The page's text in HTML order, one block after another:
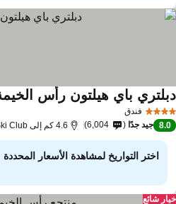
فندق
باي هيلتون رأس الخيمة
8.0 جيد جدًا 6,004 4.6 كم إلى Ras Al-Khaimah Water Ski Club
اختر التواريخ لمشاهدة الأسعار المحددة
شائع